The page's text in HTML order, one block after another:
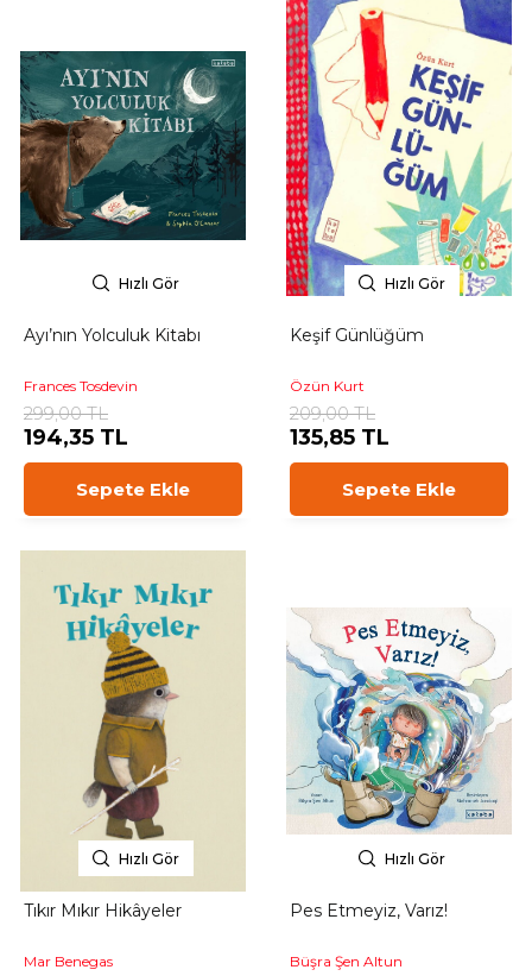
Hızlı Gör
Ayı’nın Yolculuk Kitabı
Frances Tosdevin
299,00 TL
194,35 TL
Sepete Ekle
Hızlı Gör
Keşif Günlüğüm
Özün Kurt
209,00 TL
135,85 TL
Sepete Ekle
Hızlı Gör
Tıkır Mıkır Hikâyeler
Mar Benegas
Hızlı Gör
Pes Etmeyiz, Varız!
Büşra Şen Altun